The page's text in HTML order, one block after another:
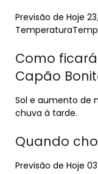
Previsão de Hoje
Como
Capão
Sol e aumento de
chuva à tarde.
Quando
Previsão de Hoje